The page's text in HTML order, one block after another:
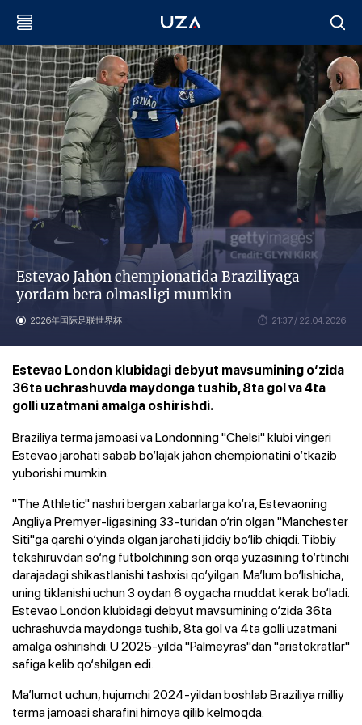
Estevao Jahon chempionatida Braziliyaga
yordam bera olmasligi mumkin
2026年国际足联世界杯 21:37 / 22.04.2026
Estevao London klubidagi debyut mavsumining o‘zida
36ta uchrashuvda maydonga tushib, 8ta gol va 4ta
golli uzatmani amalga oshirishdi.
Braziliya terma jamoasi va Londonning "Chelsi" klubi vingeri
Estevao jarohati sabab bo‘lajak jahon chempionatini o‘tkazib
yuborishi mumkin.
"The Athletic" nashri bergan xabarlarga ko‘ra, Estevaoning
Angliya Premyer-ligasining 33-turidan o‘rin olgan "Manchester
Siti"ga qarshi o‘yinda olgan jarohati jiddiy bo‘lib chiqdi. Tibbiy
tekshiruvdan so‘ng futbolchining son orqa yuzasining to‘rtinchi
darajadagi shikastlanishi tashxisi qo‘yilgan. Ma’lum bo‘lishicha,
uning tiklanishi uchun 3 oydan 6 oygacha muddat kerak bo‘ladi.
Estevao London klubidagi debyut mavsumining o‘zida 36ta
uchrashuvda maydonga tushib, 8ta gol va 4ta golli uzatmani
amalga oshirishdi. U 2025-yilda "Palmeyras"dan "aristokratlar"
safiga kelib qo‘shilgan edi.
Ma’lumot uchun, hujumchi 2024-yildan boshlab Braziliya milliy
terma jamoasi sharafini himoya qilib kelmoqda.